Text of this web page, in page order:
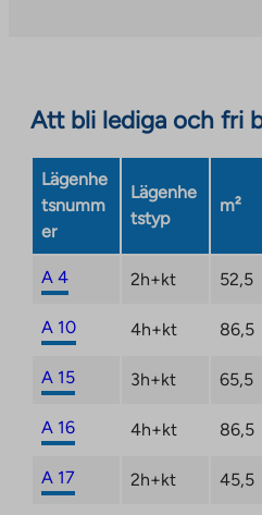
a
new
Att bli lediga och fri
Lägenhe
tsnumm
er
Lägenhe
tstyp
m²
A 4 2h+kt 52,5
A 10 4h+kt 86,5
A 15 3h+kt 65,5
A 16 4h+kt 86,5
A 17 2h+kt 45,5